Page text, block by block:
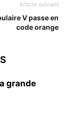
Article suivant
V passe en
code orange
grande